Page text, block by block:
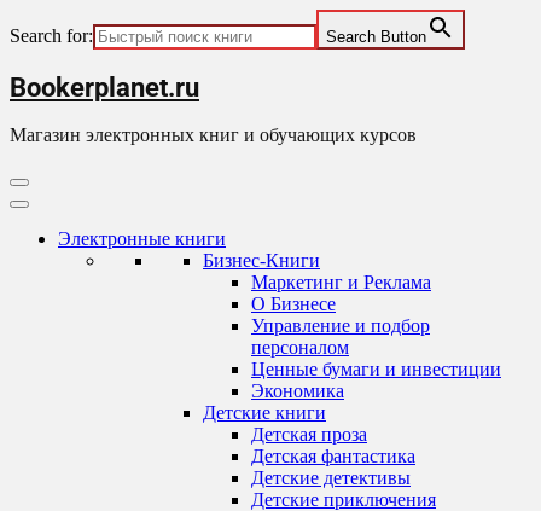
Search for: Search Button
Skip
to
content
Bookerplanet.ru
Магазин электронных книг и обучающих курсов
Primary
Menu
Электронные книги
Бизнес-Книги
Маркетинг и Реклама
О Бизнесе
Управление и подбор
персоналом
Ценные бумаги и инвестиции
Экономика
Детские книги
Детская проза
Детская фантастика
Детские детективы
Детские приключения